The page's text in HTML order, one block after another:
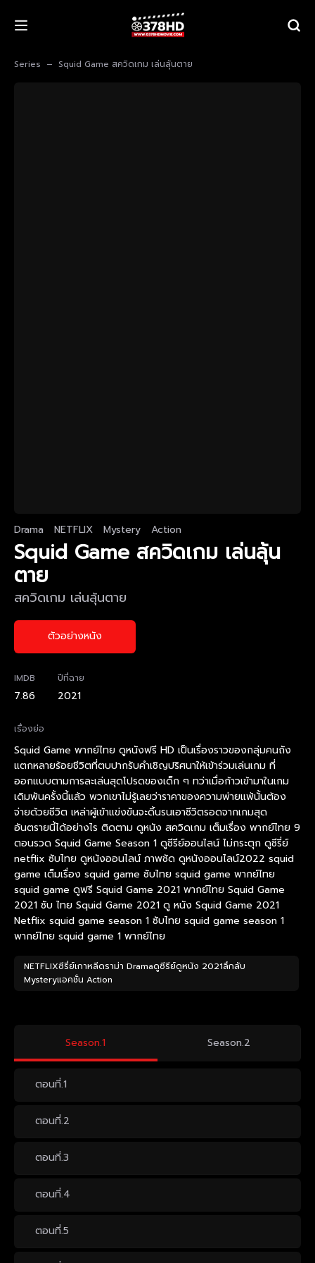
Series Squid Game สควิดเกม เล่นลุ้นตาย
Drama NETFLIX Mystery Action
Squid Game สควิดเกม เล่นลุ้น
ตาย
สควิดเกม เล่นลุ้นตาย
ตัวอย่างหนัง
IMDB
7.86
ปีที่ฉาย
2021
เรื่องย่อ
Squid Game พากย์ไทย ดูหนังฟรี HD เป็นเรื่องราวของกลุ่มคนถัง
แตกหลายร้อยชีวิตที่ตบปากรับคำเชิญปริศนาให้เข้าร่วมเล่นเกม ที่
ออกแบบตามการละเล่นสุดโปรดของเด็ก ๆ ทว่าเมื่อก้าวเข้ามาในเกม
เดิมพันครั้งนี้แล้ว พวกเขาไม่รู้เลยว่าราคาของความพ่ายแพ้นั้นต้อง
จ่ายด้วยชีวิต เหล่าผู้เข้าแข่งขันจะดิ้นรนเอาชีวิตรอดจากเกมสุด
อันตรายนี้ได้อย่างไร ติดตาม ดูหนัง สควิดเกม เต็มเรื่อง พากย์ไทย 9
ตอนรวด Squid Game Season 1 ดูซีรีย์ออนไลน์ ไม่กระตุก ดูซีรี่ย์
netflix ซับไทย ดูหนังออนไลน์ ภาพชัด ดูหนังออนไลน์2022 squid
game เต็มเรื่อง squid game ซับไทย squid game พากย์ไทย
squid game ดูฟรี Squid Game 2021 พากย์ไทย Squid Game
2021 ซับ ไทย Squid Game 2021 ดู หนัง Squid Game 2021
Netflix squid game season 1 ซับไทย squid game season 1
พากย์ไทย squid game 1 พากย์ไทย
NETFLIXซีรี่ย์เกาหลีดราม่า Dramaดูซีรีย์ดูหนัง 2021ลึกลับ
Mysteryแอคชั่น Action
Season.1 Season.2
ตอนที่.1
ตอนที่.2
ตอนที่.3
ตอนที่.4
ตอนที่.5